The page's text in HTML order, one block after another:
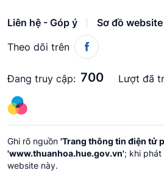
Liên hệ - Góp ý
Sơ đồ website
Theo dõi trên
Đang truy cập: 700 Lượt đã
Ghi rõ nguồn 'Trang thông tin điện tử
'www.thuanhoa.hue.gov.vn'; khi phát
website này.